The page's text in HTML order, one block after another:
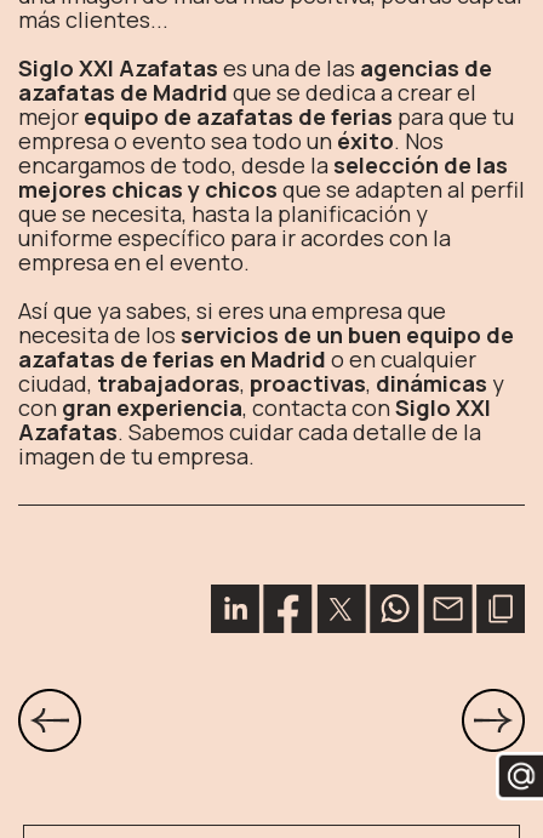
más clientes...
Siglo XXI Azafatas es una de las agencias de
azafatas de Madrid que se dedica a crear el
mejor equipo de azafatas de ferias para que tu
empresa o evento sea todo un éxito. Nos
encargamos de todo, desde la selección de las
mejores chicas y chicos que se adapten al perfil
que se necesita, hasta la planificación y
uniforme específico para ir acordes con la
empresa en el evento.
Así que ya sabes, si eres una empresa que
necesita de los servicios de un buen equipo de
azafatas de ferias en Madrid o en cualquier
ciudad, trabajadoras, proactivas, dinámicas y
con gran experiencia, contacta conSiglo XXI
Azafatas. Sabemos cuidar cada detalle de la
imagen de tu empresa.